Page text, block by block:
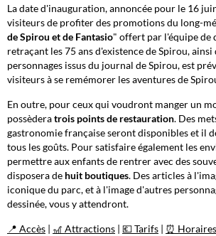
La date d'inauguration, annoncée pour le 16
visiteurs de profiter des promotions du long-
de Spirou et de Fantasio" offert par l'équipe de
retraçant les 75 ans d'existence de Spirou, ainsi
personnages issus du journal de Spirou, est
visiteurs à se remémorer les aventures de
En outre, pour ceux qui voudront manger un
possèderatrois points de restauration. Des
gastronomie française seront disponibles et il
tous les goûts. Pour satisfaire également les
permettre aux enfants de rentrer avec des
disposera de huit boutiques. Des articles à
iconique du parc, et à l'image d'autres
dessinée, vous y attendront.
📍 Accès | 🎢 Attractions | 💶 Tarifs | ⏰ Horaires